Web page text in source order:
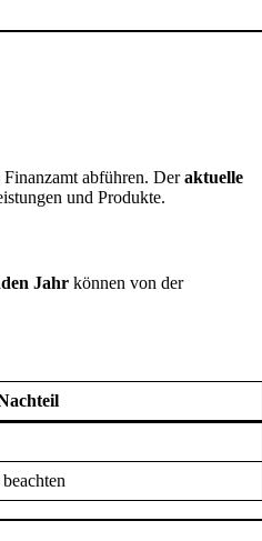
Finanzamt abführen. Deraktuelle
und Produkte.
Jahr können von der